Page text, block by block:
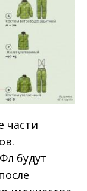
части
будут